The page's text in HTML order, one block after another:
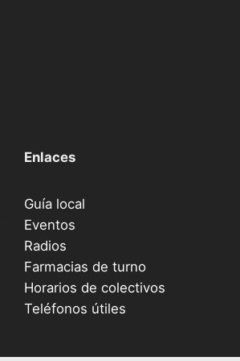
Enlaces
Guía local
Eventos
Radios
Farmacias de turno
Horarios de colectivos
Teléfonos útiles